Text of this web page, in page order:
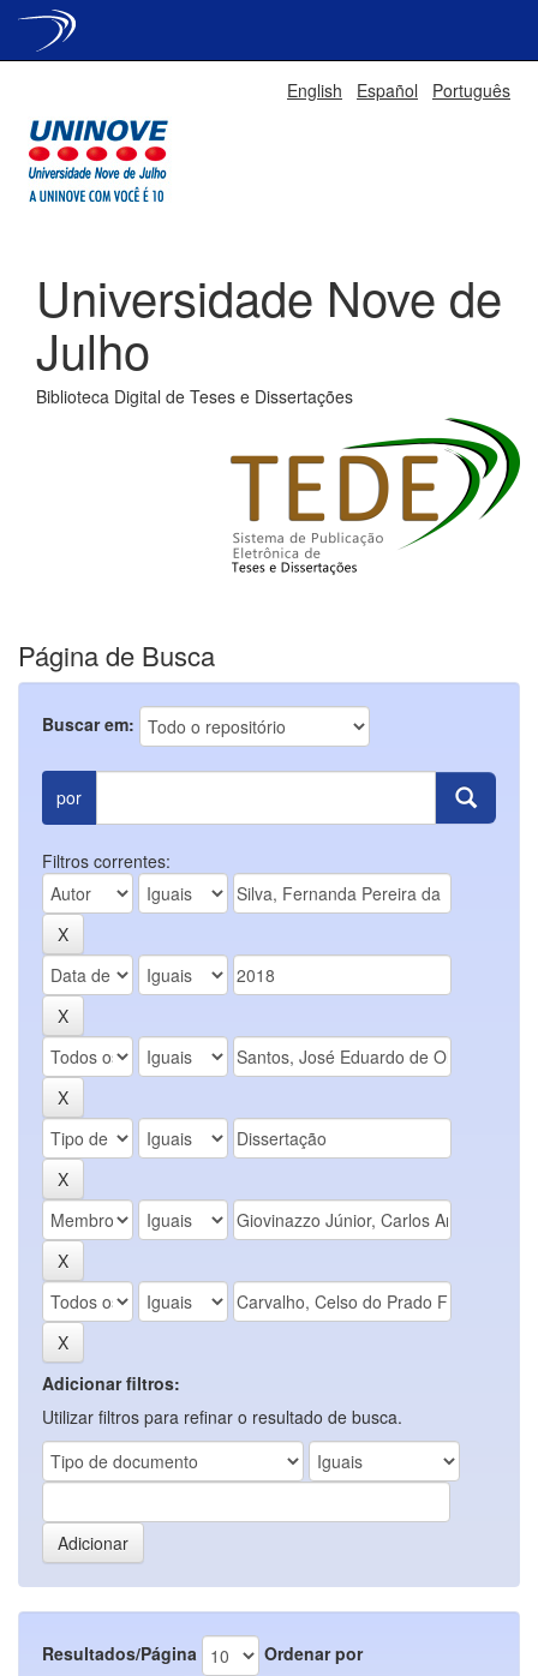
English Español Português
Universidade Nove de
Julho
Biblioteca Digital de Teses e Dissertações
Página de Busca
Buscar em:
por
Filtros correntes:
Adicionar filtros:
Utilizar filtros para refinar o resultado de busca.
Resultados/Página
Ordenar por